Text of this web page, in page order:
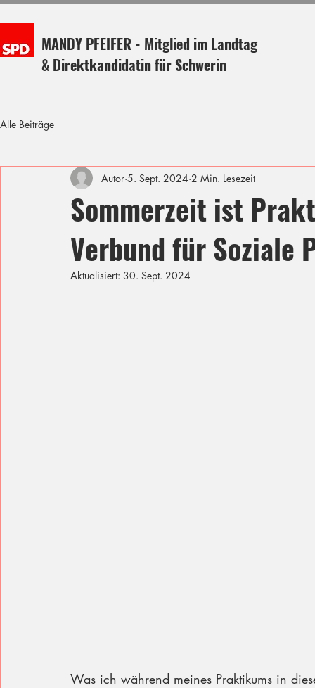
MANDY PFEIFER - Mitglied im Landtag
& Direktkandidatin für Schwerin
Alle Beiträge
Sommerzeit ist
Verbund für Soziale
Autor 5. Sept. 2024 2 Min. Lesezeit
Aktualisiert: 30. Sept. 2024
Was ich während meines Praktikums in